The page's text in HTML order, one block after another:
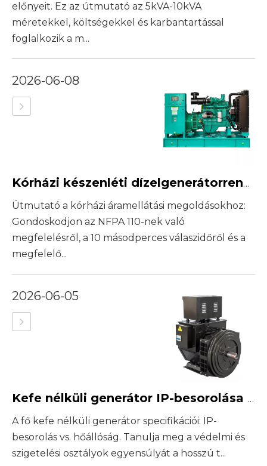
előnyeit. Ez az útmutató az 5kVA-10kVA
méretekkel, költségekkel és karbantartással
foglalkozik a m...
2026-06-08
Kórházi készenléti dízelgenerátorrendszerek: melyek a legfontosabbak?
Útmutató a kórházi áramellátási megoldásokhoz:
Gondoskodjon az NFPA 110-nek való
megfelelésről, a 10 másodperces válaszidőről és a
megfelelő...
2026-06-05
Kefe nélküli generátor IP-besorolása és szigetelési osztálya: Amit a vásárlóknak tudniuk kell
A fő kefe nélküli generátor specifikációi: IP-
besorolás vs. hőállóság. Tanulja meg a védelmi és
szigetelési osztályok egyensúlyát a hosszú t...